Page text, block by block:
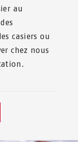
au
casiers ou
chez nous